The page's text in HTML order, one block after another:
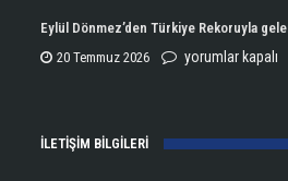
Şampiyonu
Lanlana
Eylül Dönmez’den Türkiye Rekoruyla
20 Temmuz 2026
Eylül
Rekoruyla
yorumlar kapalı
İLETİŞİM BİLGİLERİ